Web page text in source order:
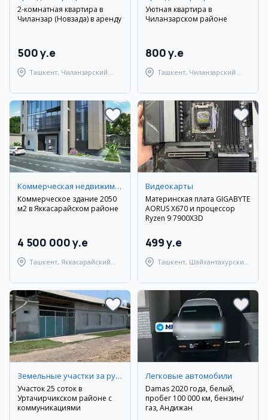
2-комнатная квартира в
Чиланзар (Новзада) в аренду
500 y.e
Ташкент, Чиланзарский
Уютная квартира в
Чиланзарском районе
800 y.e
Ташкент, Чиланзарский
Коммерческая недвижимость
Коммерческое здание 2050
м2 в Яккасарайском районе
4 500 000 y.e
Ташкент, Яккасарайский
Видеокарты
Материнская плата GIGABYTE
AORUS X670 и процессор
Ryzen 9 7900X3D
499 y.e
Ташкент, Шайхантахурский
Земельные участки за рубежом
Участок 25 соток в
Уртачирчикском районе с
коммуникациями
Легковые автомобили
Damas 2020 года, белый,
пробег 100 000 км, бензин/
газ, Андижан